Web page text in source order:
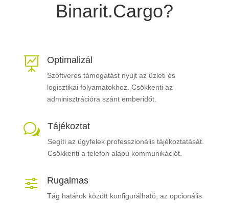
Binarit.Cargo?
 Optimalizál
Szoftveres támogatást nyújt az üzleti és
logisztikai folyamatokhoz. Csökkenti az
adminisztrációra szánt emberidőt.
w Tájékoztat
Segíti az ügyfelek professzionális tájékoztatását.
Csökkenti a telefon alapú kommunikációt.
f Rugalmas
Tág határok között konfigurálható, az opcionális